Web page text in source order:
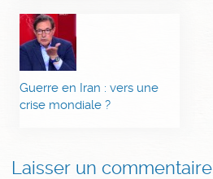
Guerre en Iran : vers une
crise mondiale ?
Laisser un commentaire